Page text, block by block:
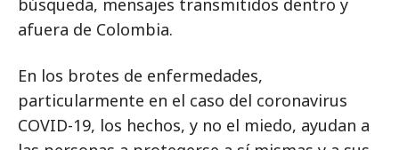
búsqueda, mensajes transmitidos dentro y
afuera de Colombia.
En los brotes de enfermedades,
particularmente en el caso del coronavirus
COVID-19, los hechos, y no el miedo, ayudan a